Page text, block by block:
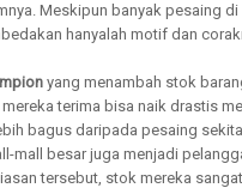
Meskipun banyak pesaing
hanyalah motif dan
yang menambah stok
terima bisa naik drastis
bagus daripada pesaing
mall besar juga menjadi
tersebut, stok mereka